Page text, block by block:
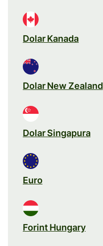
Dolar Kanada
Dolar New Zealand
Dolar Singapura
Euro
Forint Hungary